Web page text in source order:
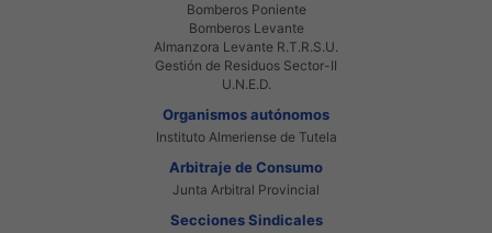
Bomberos Poniente
Bomberos Levante
Almanzora Levante R.T.R.S.U.
Gestión de Residuos Sector-II
U.N.E.D.
Organismos autónomos
Instituto Almeriense de Tutela
Arbitraje de Consumo
Junta Arbitral Provincial
Secciones Sindicales